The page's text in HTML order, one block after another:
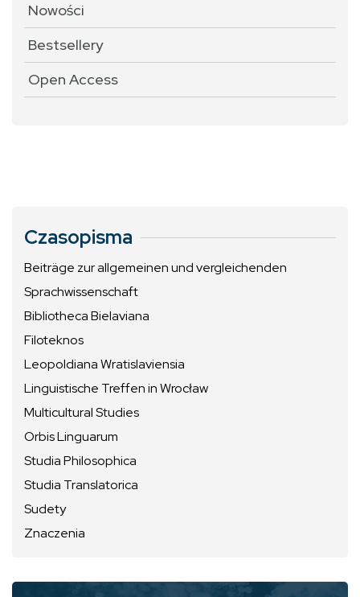
Nowości
Bestsellery
Open Access
Czasopisma
Beiträge zur allgemeinen und vergleichenden
Sprachwissenschaft
Bibliotheca Bielaviana
Filoteknos
Leopoldiana Wratislaviensia
Linguistische Treffen in Wrocław
Multicultural Studies
Orbis Linguarum
Studia Philosophica
Studia Translatorica
Sudety
Znaczenia